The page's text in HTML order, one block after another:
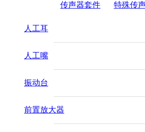
传声器套件 特殊传
人工耳
人工嘴
振动台
前置放大器